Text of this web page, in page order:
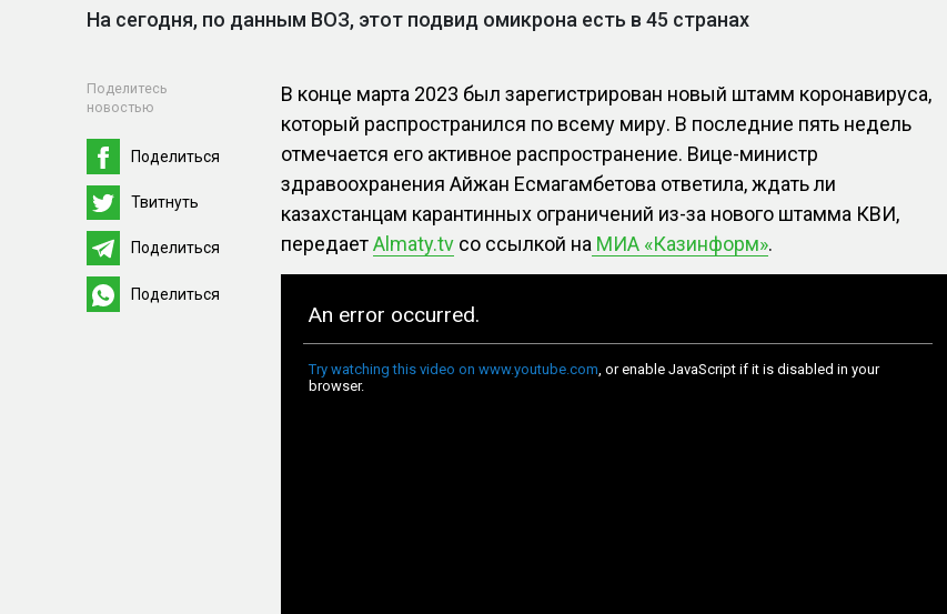
На сегодня, по данным ВОЗ, этот подвид омикрона есть в 45 странах
Поделитесь
новостью
Поделиться
Твитнуть
Поделиться
Поделиться
В конце марта 2023 был зарегистрирован новый штамм коронавируса,
который распространился по всему миру. В последние пять недель
отмечается его активное распространение. Вице-министр
здравоохранения Айжан Есмагамбетова ответила, ждать ли
казахстанцам карантинных ограничений из-за нового штамма КВИ,
передаетAlmaty.tv со ссылкой на МИА «Казинформ».